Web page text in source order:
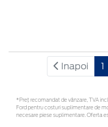
Inapoi 1
*Preţ recomandat de vânzare, TVA
Ford pentru costuri suplimentare de
necesare piese suplimentare. Oferta